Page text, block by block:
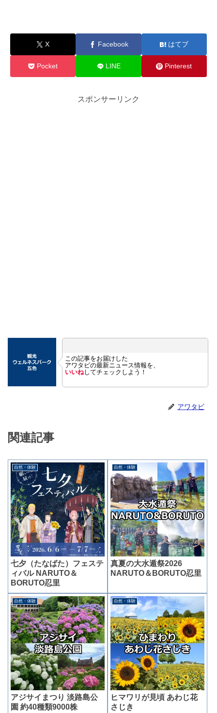
X Facebook はてブ
Pocket LINE Pinterest
スポンサーリンク
この記事をお届けした
アワタビの最新ニュース情報を、
いいねしてチェックしよう！
アワタビ
関連記事
自然・体験
七夕（たなばた）フェステ
ィバル NARUTO＆
BORUTO忍里
自然・体験
真夏の大水遁祭2026
NARUTO＆BORUTO忍里
自然・体験
アジサイまつり 淡路島公
園 約40種類9000株
自然・体験
ヒマワリが見頃 あわじ花
さじき